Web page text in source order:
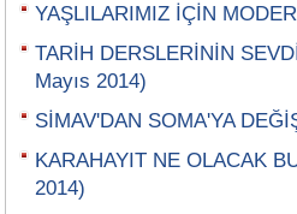
YAŞLILARIMIZ İÇİN
TARİH DERSLERİNİN
Mayıs 2014)
SİMAV'DAN SOMA'YA
KARAHAYIT NE OLACAK
2014)